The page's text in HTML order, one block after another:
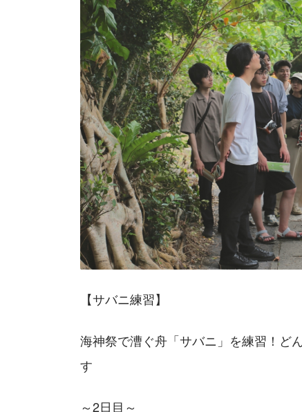
【サバニ練習】
海神祭で漕ぐ舟「サバニ」を練習！ど
す
～2日目～